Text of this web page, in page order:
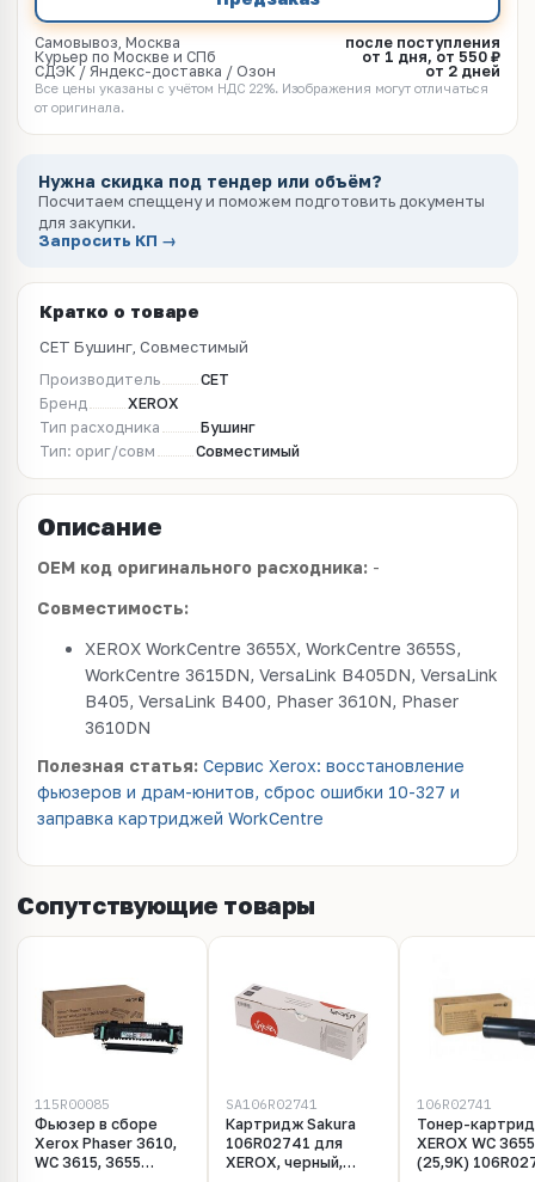
Самовывоз, Москва
после поступления
Курьер по Москве и СПб
от 1 дня, от 550 ₽
СДЭК / Яндекс-доставка / Озон
от 2 дней
Все цены указаны с учётом НДС 22%. Изображения могут отличаться
от оригинала.
Нужна скидка под тендер или объём?
Посчитаем спеццену и поможем подготовить документы
для закупки.
Запросить КП →
Кратко о товаре
CET Бушинг, Совместимый
Производитель
CET
Бренд
XEROX
Тип расходника
Бушинг
Тип: ориг/совм
Совместимый
Описание
OEM код оригинального расходника: -
Совместимость:
XEROX WorkCentre 3655X, WorkCentre 3655S,
WorkCentre 3615DN, VersaLink B405DN, VersaLink
B405, VersaLink B400, Phaser 3610N, Phaser
3610DN
Полезная статья: Сервис Xerox: восстановление
фьюзеров и драм-юнитов, сброс ошибки 10-327 и
заправка картриджей WorkCentre
Сопутствующие товары
115R00085
Фьюзер в сборе
Xerox Phaser 3610,
WC 3615, 3655
SA106R02741
Картридж Sakura
106R02741 для
XEROX, черный,
106R02741
Тонер-
XEROX WC
(25,9K)